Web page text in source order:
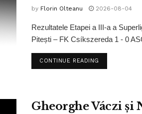
by Florin Olteanu 2026-08-04
Rezultatele Etapei a III-a a
Pitești – FK Csíkszereda 1 - 0
CONTINUE READING
Gheorghe Váczi și